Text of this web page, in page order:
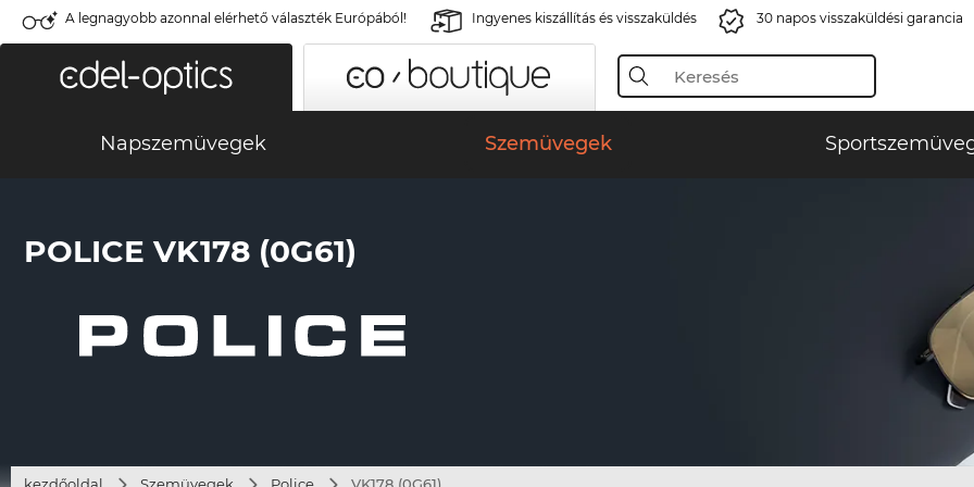
A legnagyobb azonnal elérhető választék Európából! Ingyenes kiszállítás és visszaküldés 30 napos visszaküldési garancia
Napszemüvegek Szemüvegek
POLICE VK178 (0G61)